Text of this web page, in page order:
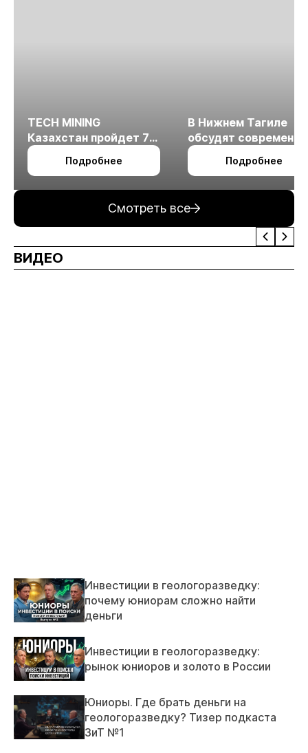
TECH MINING
Казахстан пройдет 7
октября в Алматы
Подробнее
В Нижнем Тагиле
обсудят
технологии
измельчения
Подробнее
Смотреть все
ВИДЕО
Инвестиции в геологоразведку:
почему юниорам сложно найти
деньги
Инвестиции в геологоразведку:
рынок юниоров и золото в России
Юниоры. Где брать деньги на
геологоразведку? Тизер подкаста
ЗиТ №1